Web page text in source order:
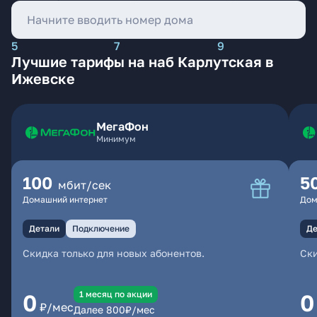
5 7 9
Лучшие тарифы на наб Карлутская в
Ижевске
МегаФон
Минимум
100 мбит/сек
Домашний интернет
Детали Подключение
Скидка только для новых абонентов.
0 ₽/мес
1 месяц по акции
Далее 800₽/мес 0